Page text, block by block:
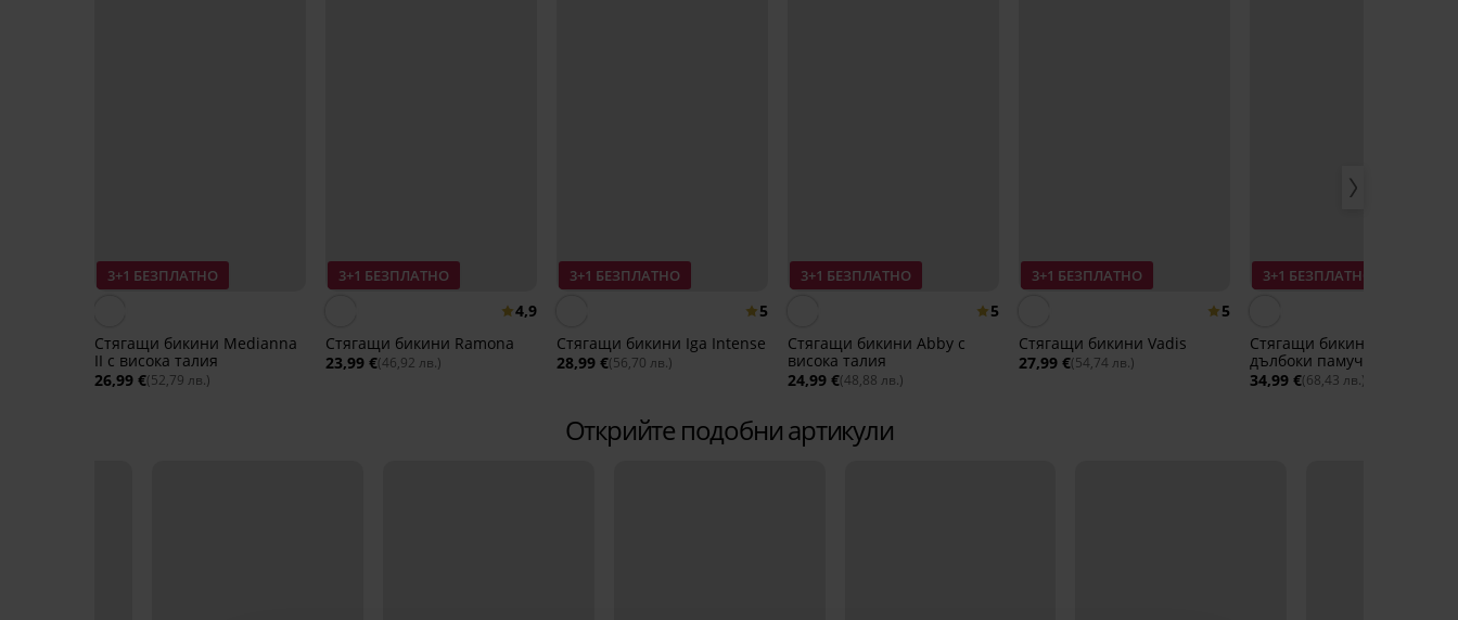
3+1 БЕЗПЛАТНО
Стягащи бикини Medianna
II с висока талия
26,99 €(52,79 лв.)
3+1 БЕЗПЛАТНО
4,9
Стягащи бикини Ramona
23,99 €(46,92 лв.)
3+1 БЕЗПЛАТНО
5
Стягащи бикини Iga Intense
28,99 €(56,70 лв.)
3+1 БЕЗПЛАТНО
5
Стягащи бикини Abby с
висока талия
24,99 €(48,88 лв.)
3+1 БЕЗПЛАТНО
5
Стягащи бикини Vadis
27,99 €(54,74 лв.)
3+1 БЕЗПЛАТНО
Стягащи бикини Lallie по-
дълбоки памучни
34,99 €(68,43 лв.)
Открийте подобни артикули